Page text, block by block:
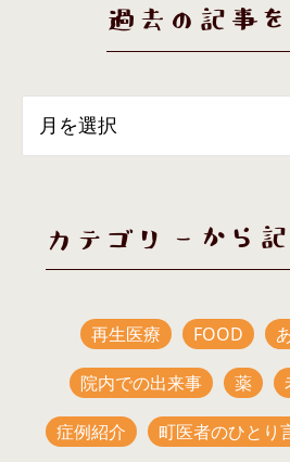
過去の記事
カテゴリーから
再生医療 FOOD
院内での出来事 薬
症例紹介 町医者のひとり